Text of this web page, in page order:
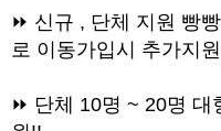
⏩ 신규 , 단체 지원 빵
로 이동가입시 추가지
⏩ 단체 10명 ~ 20명 대